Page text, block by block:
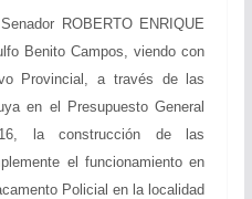
ROBERTO ENRIQUE
Benito Campos, viendo con
Provincial, a través de las
en el Presupuesto General
la construcción de las
el funcionamiento en
Policial en la localidad